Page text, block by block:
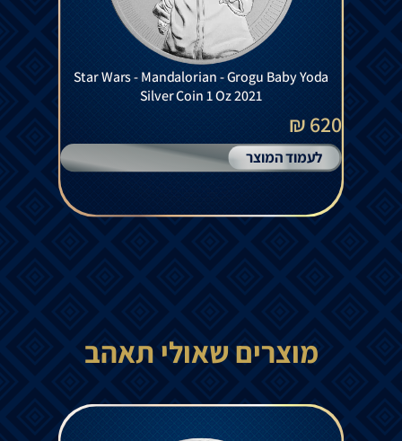
Star Wars - Mandalorian - Grogu Baby Yoda
Silver Coin 1 Oz 2021
620 ₪
לעמוד המוצר
מוצרים שאולי תאהב